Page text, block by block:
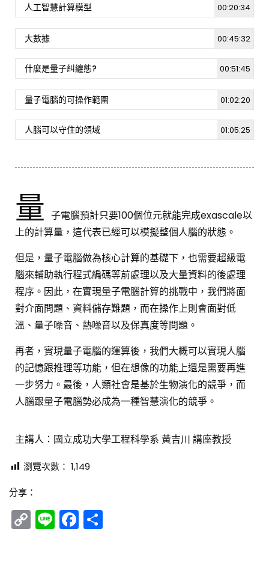
722
[週日閱讀科學大師-1503]台灣的鹿科動物
862 12
資訊安全威脅與防護 [週日閱讀科學大師-1513]
[週日閱讀科學大師-1504]土壤微生物的簡介及
應用
[週日閱讀科學大師-1501]台灣黑熊的美麗與哀
愁
6.8K 25
教育觀點
624 0
[週日閱讀科學大師-1508]聲音生態與保育
人工智慧計算模型 00:20:34
大數據 00:45:32
什麼是量子糾纏態? 00:51:45
量子電腦的可操作範圍 01:02:20
人腦可以守住的領域 01:05:25
量 子電腦預計只要100個位元就能完成exascale以
上的計算量，這代表已經可以模擬整個人腦的狀態。
但是，量子電腦做為核心計算的基礎下，也需要超級電
腦來輔助執行程式編碼等前處理以及大量資料的後處理
程序。因此，在實現量子電腦計算的挑戰中，我們將面
對介面問題、資料儲存難題，而在操作上則會面對低
溫、量子噪音、熱噪音以及保真度等問題。
再者，實現量子電腦的運算後，我們大概可以實現人腦
的記憶跟推理等功能，但在想像的功能上還是需要再進
一步努力。最後，人類社會是基於生物演化的競爭，而
人腦跟量子電腦勢必成為一種智慧演化的競爭。
主講人：國立成功大學工程科學系 黃吉川 講座教授
瀏覽次數： 1,149
分享：
Copy
Link
LineFacebook